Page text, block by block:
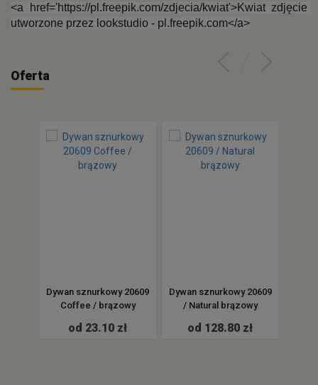
<a href='https://pl.freepik.com/zdjecia/kwiat'>Kwiat zdjęcie
utworzone przez lookstudio - pl.freepik.com</a>
Oferta
Dywan sznurkowy 20609
Coffee / brązowy
od 23.10 zł
Dywan sznurkowy 20609
/ Natural brązowy
od 128.80 zł